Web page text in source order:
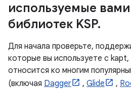
используемые
библиотек KSP.
Для начала проверьте,
которые вы используете с
относится ко многим
(включая Dagger , Glide ,